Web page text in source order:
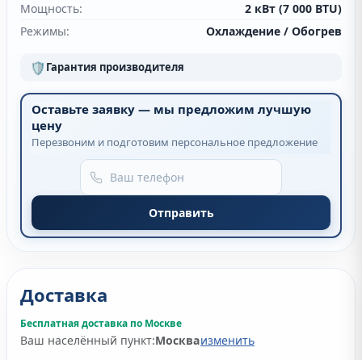
Мощность:
2 кВт (7 000 BTU)
Режимы:
Охлаждение / Обогрев
🛡Гарантия производителя
Оставьте заявку — мы предложим лучшую
цену
Перезвоним и подготовим персональное предложение
Отправить
Доставка
Бесплатная доставка по Москве
Ваш населённый пункт:Москваизменить